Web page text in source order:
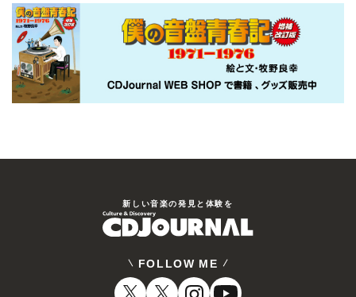
新しい⾳楽の発⾒と体験を
FOLLOW ME